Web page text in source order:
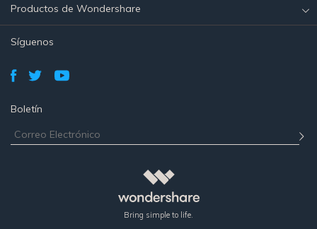
Bring simple to life.
Productos de Wondershare
Síguenos
Boletín